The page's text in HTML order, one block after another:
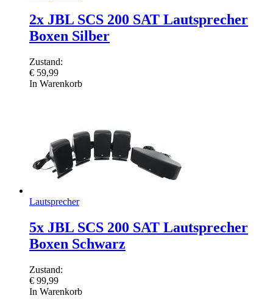
2x JBL SCS 200 SAT Lautsprecher
Boxen Silber
Zustand:
€ 59,99
In Warenkorb
Lautsprecher
5x JBL SCS 200 SAT Lautsprecher
Boxen Schwarz
Zustand:
€ 99,99
In Warenkorb